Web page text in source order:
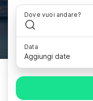
Dove vuoi andare?
Data
Aggiungi date